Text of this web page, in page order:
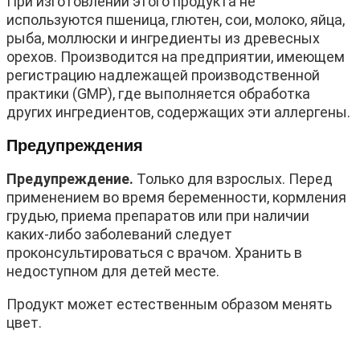
используются пшеница, глютен, сои, молоко, яйца,
рыба, моллюски и ингредиенты из древесных
орехов. Производится на предприятии, имеющем
регистрацию надлежащей производственной
практики (GMP), где выполняется обработка
других ингредиентов, содержащих эти аллергены.
Предупреждения
Предупреждение. Только для взрослых. Перед
применением во время беременности, кормления
грудью, приема препаратов или при наличии
каких-либо заболеваний следует
проконсультироваться с врачом. Хранить в
недоступном для детей месте.
Продукт может естественным образом менять
цвет.